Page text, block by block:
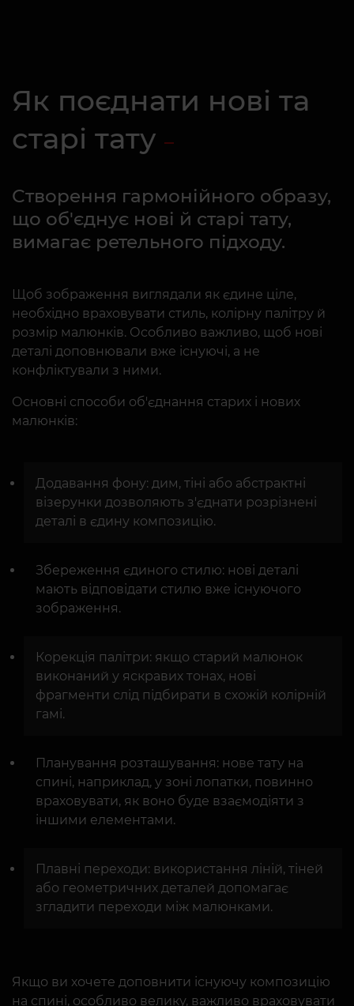
Як поєднати нові та
старі тату
Створення гармонійного образу,
що об'єднує нові й старі тату,
вимагає ретельного підходу.
Щоб зображення виглядали як єдине ціле,
необхідно враховувати стиль, колірну палітру й
розмір малюнків. Особливо важливо, щоб нові
деталі доповнювали вже існуючі, а не
конфліктували з ними.
Основні способи об'єднання старих і нових
малюнків:
Додавання фону: дим, тіні або абстрактні
візерунки дозволяють з'єднати розрізнені
деталі в єдину композицію.
Збереження єдиного стилю: нові деталі
мають відповідати стилю вже існуючого
зображення.
Корекція палітри: якщо старий малюнок
виконаний у яскравих тонах, нові
фрагменти слід підбирати в схожій колірній
гамі.
Планування розташування: нове тату на
спині, наприклад, у зоні лопатки, повинно
враховувати, як воно буде взаємодіяти з
іншими елементами.
Плавні переходи: використання ліній, тіней
або геометричних деталей допомагає
згладити переходи між малюнками.
Якщо ви хочете доповнити існуючу композицію
на спині, особливо велику, важливо враховувати